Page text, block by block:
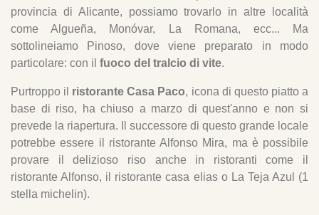
provincia di Alicante, possiamo trovarlo in altre località
come Algueña, Monóvar, La Romana, ecc... Ma
sottolineiamo Pinoso, dove viene preparato in modo
particolare: con il fuoco del tralcio di vite.
Purtroppo il ristorante Casa Paco, icona di questo piatto a
base di riso, ha chiuso a marzo di quest'anno e non si
prevede la riapertura. Il successore di questo grande locale
potrebbe essere il ristorante Alfonso Mira, ma è possibile
provare il delizioso riso anche in ristoranti come il
ristorante Alfonso, il ristorante casa elias o La Teja Azul (1
stella michelin).